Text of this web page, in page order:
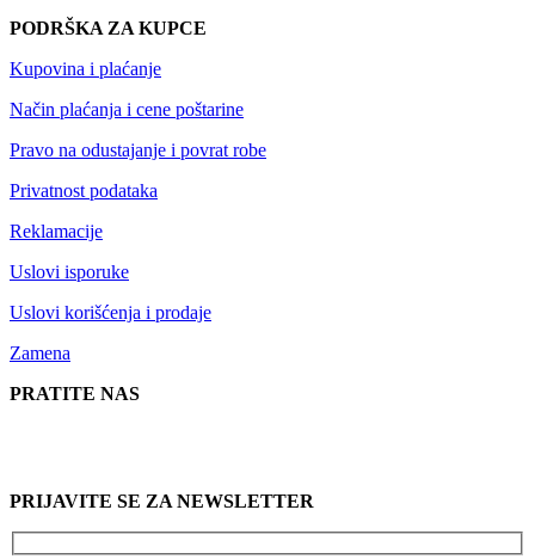
PODRŠKA ZA KUPCE
Kupovina i plaćanje
Način plaćanja i cene poštarine
Pravo na odustajanje i povrat robe
Privatnost podataka
Reklamacije
Uslovi isporuke
Uslovi korišćenja i prodaje
Zamena
PRATITE NAS
PRIJAVITE SE ZA NEWSLETTER